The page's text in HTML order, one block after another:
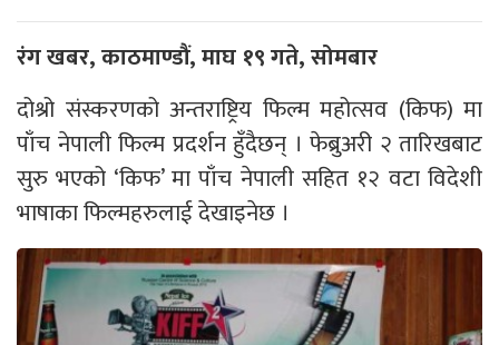
रंग खबर, काठमाण्डौं, माघ १९ गते, सोमबार
दोश्रो संस्करणको अन्तराष्ट्रिय फिल्म महोत्सव (किफ) मा
पाँच नेपाली फिल्म प्रदर्शन हुँदैछन् । फेब्रुअरी २ तारिखबाट
सुरु भएको ‘किफ’ मा पाँच नेपाली सहित १२ वटा विदेशी
भाषाका फिल्महरुलाई देखाइनेछ ।